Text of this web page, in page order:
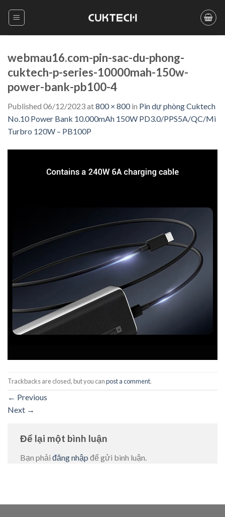
webmau16.com-pin-sac-du-phong-
cuktech-p-series-10000mah-150w-
power-bank-pb100-4
Published 06/12/2023at800 × 800in Pin dự phòng Cuktech
No.10 Power Bank 10.000mAh 150W PD3.0/PPS5A/QC/Mi
Turbro 120W – PB100P
Trackbacks are closed, but you canpost a comment.
← Previous
Next →
Để lại một bình luận
Bạn phải đăng nhập để gửi bình luận.